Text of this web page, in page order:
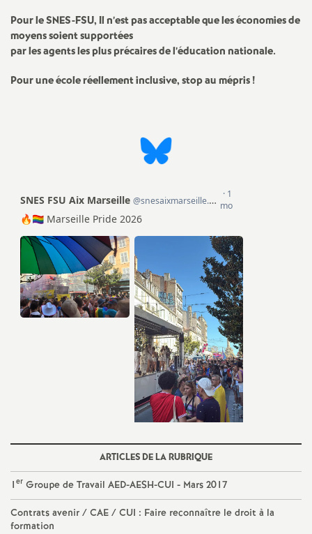
e
n
e
S
e
c
o
n
d
e
Pour le SNES-FSU, Il n’est pas acceptable que les économies de
moyens soient supportées
par les agents les plus précaires de l’éducation nationale.
Pour une école réellement inclusive, stop au mépris!
ARTICLES DE LA RUBRIQUE
1er Groupe de Travail AED-AESH-CUI - Mars 2017
Contrats avenir / CAE / CUI : Faire reconnaître le droit à la
formation